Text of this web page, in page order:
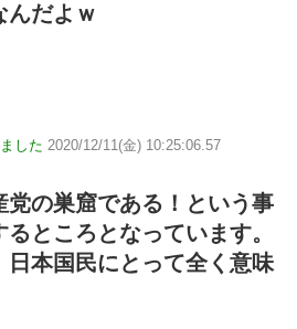
んだよｗ
した 2020/12/11(金) 10:25:06.57
党の巣窟である！という事
ところとなっています。
日本国民にとって全く意味